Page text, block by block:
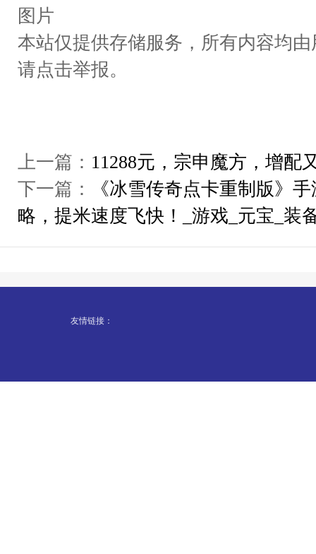
图片
本站仅提供存储服务，所有内容均
请点击举报。
上一篇： 11288元，宗申魔方，增配
下一篇：
《冰雪传奇点卡重制版》
略，提米速度飞快！_游戏_元宝_装
友情链接：